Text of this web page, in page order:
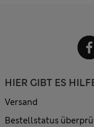
HIER GIBT ES
Versand
Bestellstatus